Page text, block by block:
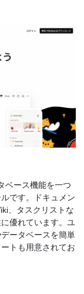
ベース機能を一つ
です。ドキュメン
、タスクリストな
優れています。ユ
ータベースを簡単
トも用意されてお